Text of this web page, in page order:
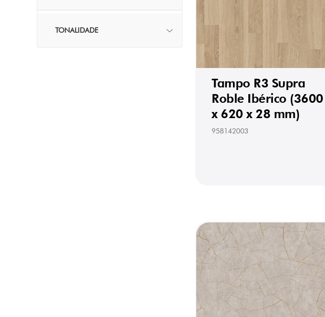
Tampo R3 Supra
Roble Ibérico (3600
x 620 x 28 mm)
958142003
TONALIDADE